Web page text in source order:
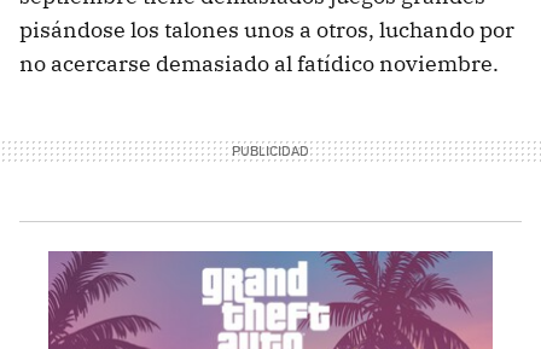
pisándose los talones unos a otros, luchando por
no acercarse demasiado al fatídico noviembre.